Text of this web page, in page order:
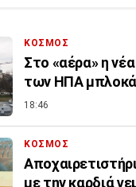
ΚΟΣΜΟΣ
Στο «αέρα» η
των ΗΠΑ
18:46
ΚΟΣΜΟΣ
με την καρδιά